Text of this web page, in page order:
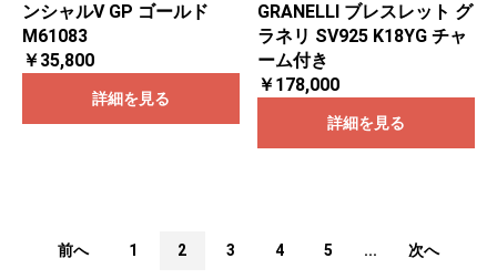
ンシャルV GP ゴールド
M61083
￥35,800
詳細を見る
GRANELLI ブレスレット グ
ラネリ SV925 K18YG チャ
ーム付き
￥178,000
詳細を見る
前へ 1 2 3 4 5 ... 次へ